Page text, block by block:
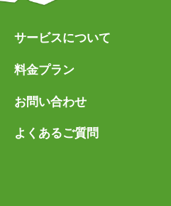
サービスについて
料金プラン
お問い合わせ
よくあるご質問